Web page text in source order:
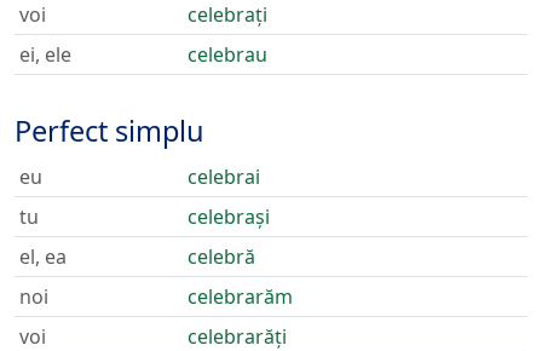
voi
celebrați
ei, ele
celebrau
Perfect simplu
eu
celebrai
tu
celebrași
el, ea
celebră
noi
celebrarăm
voi
celebrarăți